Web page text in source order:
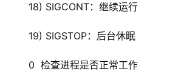
18) SIGCONT：继续运行
19) SIGSTOP：后台休眠
0  检查进程是否正常工作